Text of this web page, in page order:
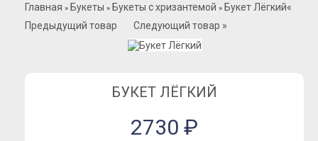
Розы Премиум
Розы Пионовидные
Главная » Букеты » Букеты с хризантемой » Букет Лёгкий«
Предыдущий товар
Следующий товар »
БУКЕТ ЛЁГКИЙ
2730 ₽